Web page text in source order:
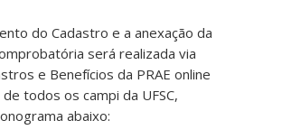
do Cadastro e a anexação da
será realizada via
e Benefícios da PRAE online
todos os campi da UFSC,
abaixo: